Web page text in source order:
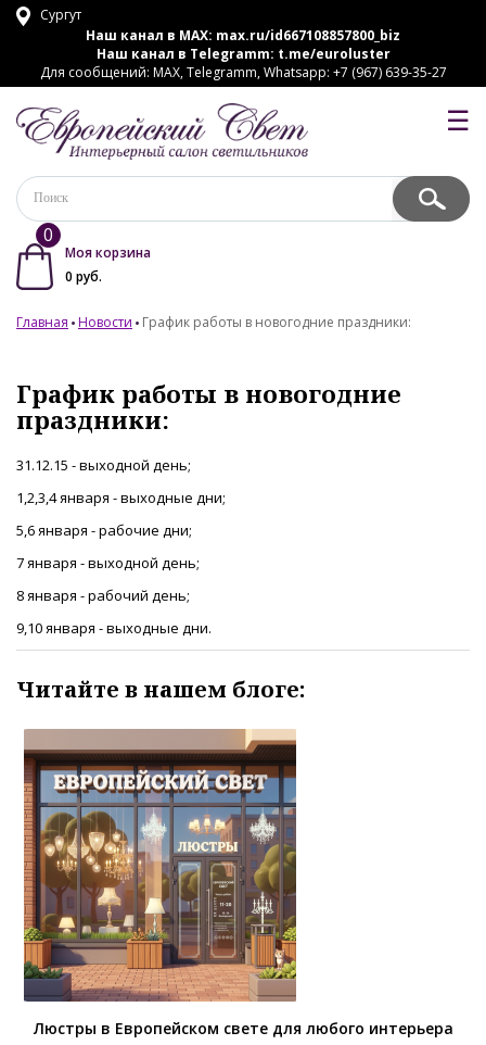
Сургут
Наш канал в MAX: max.ru/id667108857800_biz
Наш канал в Telegramm: t.me/euroluster
Для сообщений: MAX, Telegramm, Whatsapp: +7 (967) 639-35-27
☰
0
Моя корзина
0 руб.
Главная Новости График работы в новогодние праздники:
График работы в новогодние
праздники:
31.12.15 - выходной день;
1,2,3,4 января - выходные дни;
5,6 января - рабочие дни;
7 января - выходной день;
8 января - рабочий день;
9,10 января - выходные дни.
Читайте в нашем блоге:
Люстры в Европейском свете для любого интерьера